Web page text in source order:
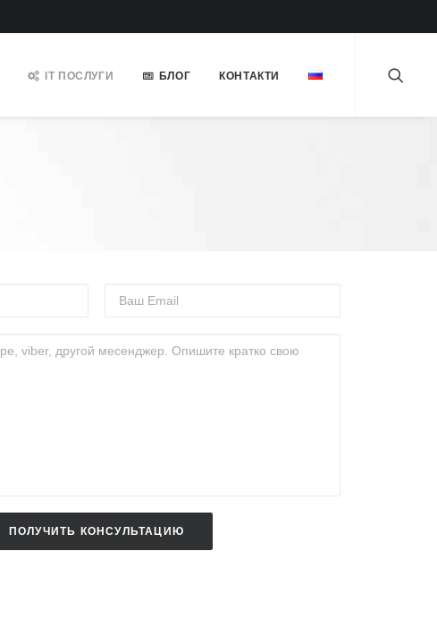
ІТ ПОСЛУГИ БЛОГ КОНТАКТИ